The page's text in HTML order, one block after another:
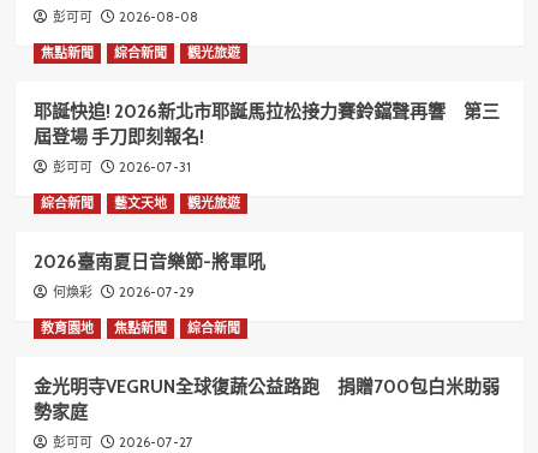
彭可可 2026-08-08
焦點新聞 綜合新聞 觀光旅遊
耶誕快追! 2026新北市耶誕馬拉松接力賽鈴鐺聲再響 第三
屆登場 手刀即刻報名!
彭可可 2026-07-31
綜合新聞 藝文天地 觀光旅遊
2026臺南夏日音樂節-將軍吼
何煥彩 2026-07-29
教育園地 焦點新聞 綜合新聞
金光明寺VEGRUN全球復蔬公益路跑 捐贈700包白米助弱
勢家庭
彭可可 2026-07-27